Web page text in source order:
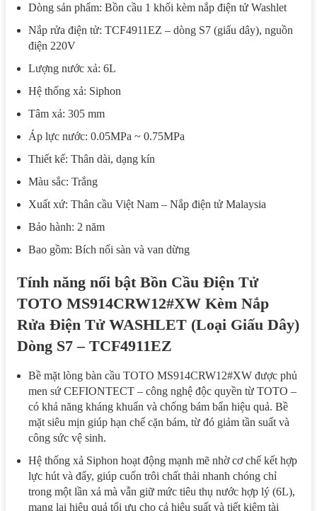
Dòng sản phẩm: Bồn cầu 1 khối kèm nắp điện tử Washlet
Nắp rửa điện tử: TCF4911EZ – dòng S7 (giấu dây), nguồn
điện 220V
Lượng nước xả: 6L
Hệ thống xả: Siphon
Tâm xả: 305 mm
Áp lực nước: 0.05MPa ~ 0.75MPa
Thiết kế: Thân dài, dạng kín
Màu sắc: Trắng
Xuất xứ: Thân cầu Việt Nam – Nắp điện tử Malaysia
Bảo hành: 2 năm
Bao gồm: Bích nối sàn và van dừng
Tính năng nổi bật Bồn Cầu Điện Tử
TOTO MS914CRW12#XW Kèm Nắp
Rửa Điện Tử WASHLET (Loại Giấu Dây)
Dòng S7 – TCF4911EZ
Bề mặt lòng bàn cầu TOTO MS914CRW12#XW được phủ
men sứ CEFIONTECT – công nghệ độc quyền từ TOTO –
có khả năng kháng khuẩn và chống bám bẩn hiệu quả. Bề
mặt siêu mịn giúp hạn chế cặn bám, từ đó giảm tần suất và
công sức vệ sinh.
Hệ thống xả Siphon hoạt động mạnh mẽ nhờ cơ chế kết hợp
lực hút và đẩy, giúp cuốn trôi chất thải nhanh chóng chỉ
trong một lần xả mà vẫn giữ mức tiêu thụ nước hợp lý (6L),
mang lại hiệu quả tối ưu cho cả hiệu suất và tiết kiệm tài